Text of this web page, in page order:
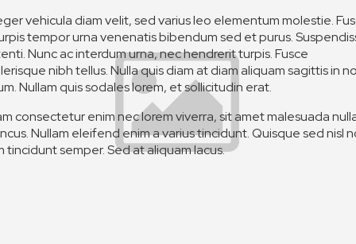
vehicula diam velit, sed varius leo elementum molestie.
tempor urna venenatis bibendum sed et purus.
Nunc ac interdum urna, nec hendrerit turpis. Fusce
nibh tellus. Nulla quis diam at diam aliquam sagittis in
Nullam quis sodales lorem, et sollicitudin erat.
consectetur enim nec lorem viverra, sit amet malesuada
Nullam eleifend enim a varius tincidunt. Quisque sed nisl
tincidunt semper. Sed at aliquam lacus.